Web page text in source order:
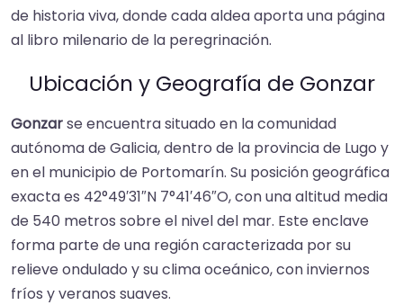
de historia viva, donde cada aldea aporta una página
al libro milenario de la peregrinación.
Ubicación y Geografía de Gonzar
Gonzarse encuentra situado en la comunidad
autónoma de Galicia, dentro de la provincia de Lugo y
en el municipio de Portomarín. Su posición geográfica
exacta es 42°49′31″N 7°41′46″O, con una altitud media
de 540 metros sobre el nivel del mar. Este enclave
forma parte de una región caracterizada por su
relieve ondulado y su clima oceánico, con inviernos
fríos y veranos suaves.